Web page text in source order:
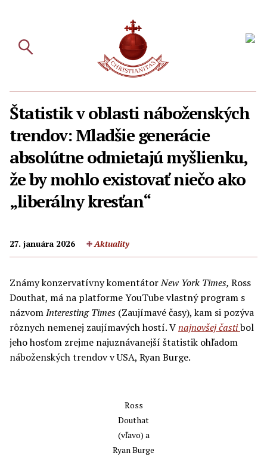
Štatistik v oblasti náboženských
trendov: Mladšie generácie
absolútne odmietajú myšlienku,
že by mohlo existovať niečo ako
„liberálny kresťan“
27. januára 2026 Aktuality
Známy konzervatívny komentátorNew York Times, Ross
Douthat, má na platforme YouTube vlastný program s
názvomInteresting Times (Zaujímavé časy), kam si pozýva
rôznych nemenej zaujímavých hostí. Vnajnovšej častibol
jeho hosťom zrejme najuznávanejší štatistik ohľadom
náboženských trendov v USA, Ryan Burge.
Ross
Douthat
(vľavo) a
Ryan Burge